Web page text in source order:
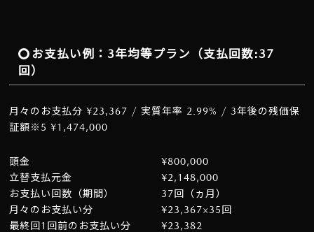
お支払い例：3年均等プラン（支払回数:37
回）
月々のお支払分 ¥23,367 / 実質年率 2.99% / 3年後の残価保
証額※5 ¥1,474,000
頭金
¥800,000
立替支払元金
¥2,148,000
お支払い回数（期間）
37回（ヵ月）
月々のお支払い分
¥23,367×35回
最終回1回前のお支払い分
¥23,382